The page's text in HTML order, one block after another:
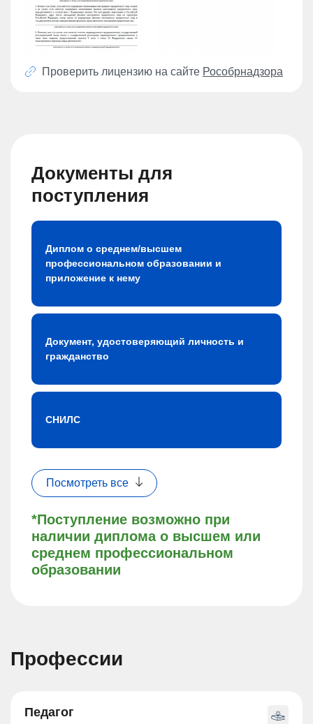
Проверить лицензию на сайте Рособрнадзора
Документы для
поступления
*Поступление возможно при
наличии диплома о высшем или
среднем профессиональном
образовании
Диплом о среднем/высшем
профессиональном образовании и
приложение к нему
Документ, удостоверяющий личность и
гражданство
СНИЛС
Посмотреть все
Профессии
Педагог